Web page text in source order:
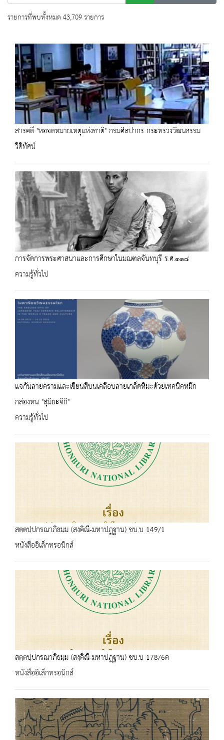
รายการที่พบทั้งหมด 43,709 รายการ
สารคดี "หอจดหมายเหตุแห่งชาติ" กรมศิลปากร กระทรวงวัฒนธรรม
วีดิทัศน์
การจัดการพระศาสนาและการศึกษาในมณฑลจันทบุรี ร.ศ.๑๑๘
ความรู้ทั่วไป
แจกันลายครามและเขียนสีบนเคลือบลายเกล็ดหิมะด้วยเทคนิคหมึก
กล่องหน "สุมิยะจิกิ"
ความรู้ทั่วไป
สตฺตปฺปกรณาภิธมฺม (สงฺคิณี-มหาปฎฺฐาน) ชบ.บ 149/1
หนังสืออิเล็กทรอนิกส์
สตฺตปฺปกรณาภิธมฺม (สงฺคิณี-มหาปฎฺฐาน) ชบ.บ 178/6ค
หนังสืออิเล็กทรอนิกส์